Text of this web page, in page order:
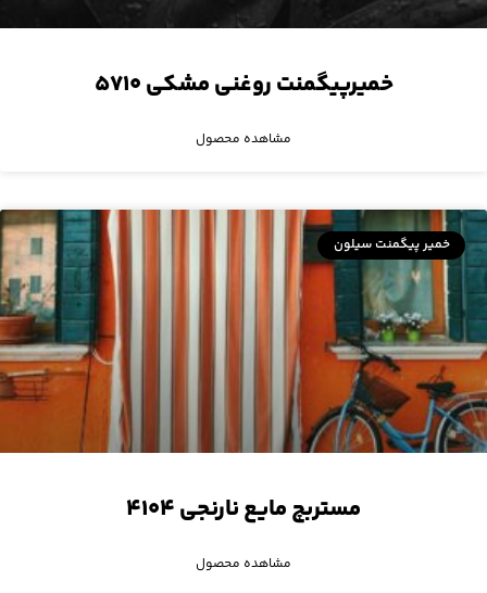
خمیرپیگمنت روغنی مشکی ۵۷۱۰
مشاهده محصول
خمیر پیگمنت سیلون
مستربچ مایع نارنجی ۴۱۰۴
مشاهده محصول